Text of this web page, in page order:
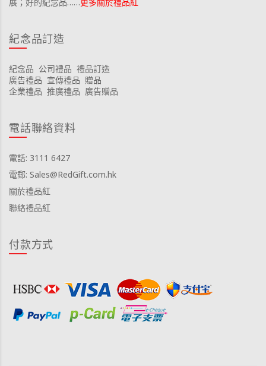
紀念品訂造
紀念品 公司禮品 禮品訂造
廣告禮品 宣傳禮品 贈品
企業禮品 推廣禮品 廣告贈品
電話聯絡資料
電話: 3111 6427
電郵: Sales@RedGift.com.hk
關於禮品紅
聯絡禮品紅
付款方式